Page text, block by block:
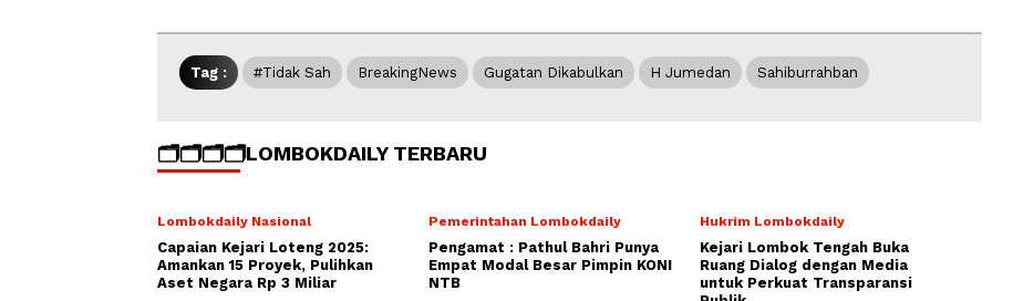
Tag : #Tidak Sah BreakingNews Gugatan Dikabulkan H Jumedan Sahiburrahban
🗂️🗂️🗂️🗂️LOMBOKDAILY TERBARU
Lombokdaily Nasional
Capaian Kejari Loteng 2025:
Amankan 15 Proyek, Pulihkan
Aset Negara Rp 3 Miliar
Pemerintahan Lombokdaily
Pengamat : Pathul Bahri Punya
Empat Modal Besar Pimpin KONI
NTB
Hukrim Lombokdaily
Kejari Lombok Tengah Buka
Ruang Dialog dengan Media
untuk Perkuat Transparansi